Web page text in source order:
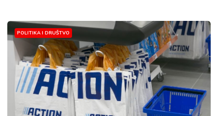
POLITIKA I DRUŠTVO